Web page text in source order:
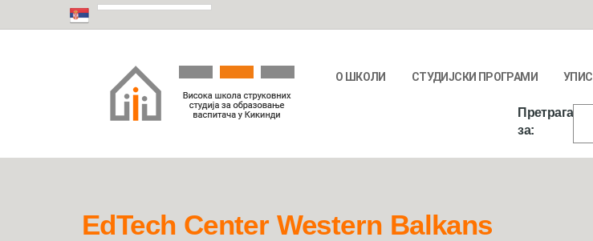
О ШКОЛИ СТУДИЈСКИ ПРОГРАМИ УПИС
Претрага
за:
EdTech Center Western Balkans